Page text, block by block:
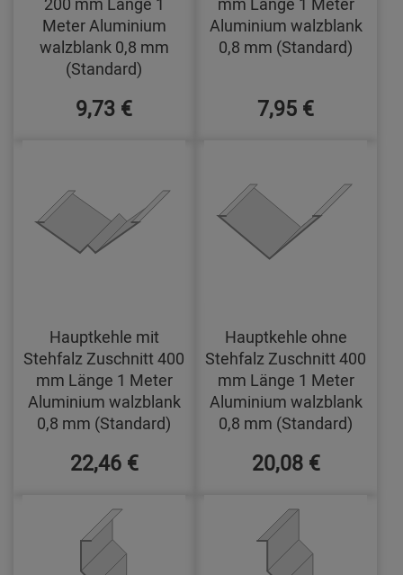
Meter Aluminium
walzblank 0,8 mm
(Standard)
9,73 €
Aluminium walzblank
0,8 mm (Standard)
7,95 €
Hauptkehle mit
Stehfalz Zuschnitt 400
mm Länge 1 Meter
Aluminium walzblank
0,8 mm (Standard)
22,46 €
Hauptkehle ohne
Stehfalz Zuschnitt 400
mm Länge 1 Meter
Aluminium walzblank
0,8 mm (Standard)
20,08 €